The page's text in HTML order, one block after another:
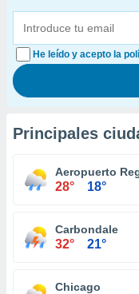
He leído y acepto la
Principales
Aeropuerto
28° 18°
Carbondale
32° 21°
Chicago